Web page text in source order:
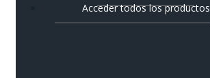
Acceder todos los productos